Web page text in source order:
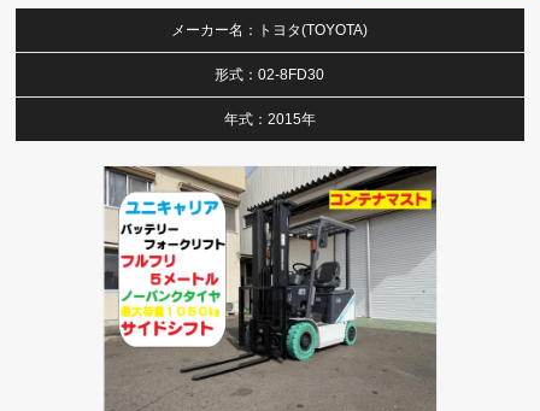
メーカー名：トヨタ(TOYOTA)
形式：02-8FD30
年式：2015年